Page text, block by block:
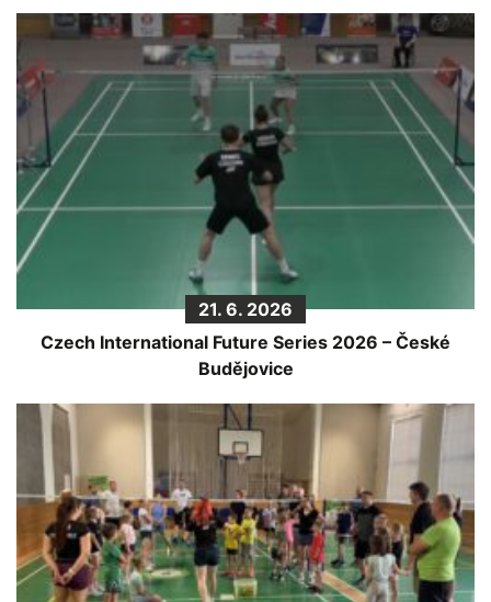
21. 6. 2026
Czech International Future Series 2026 – České
Budějovice